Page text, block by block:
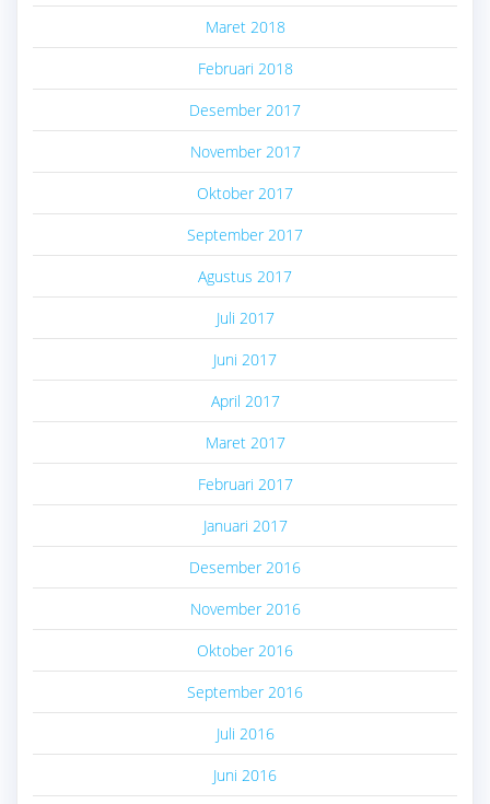
Maret 2018
Februari 2018
Desember 2017
November 2017
Oktober 2017
September 2017
Agustus 2017
Juli 2017
Juni 2017
April 2017
Maret 2017
Februari 2017
Januari 2017
Desember 2016
November 2016
Oktober 2016
September 2016
Juli 2016
Juni 2016